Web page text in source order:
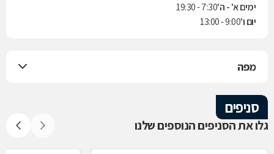
ימים א' - ה'7:30 - 19:30
יום ו'9:00 - 13:00
מפה
סניפים
גלו את הסניפים הנוספים שלנו